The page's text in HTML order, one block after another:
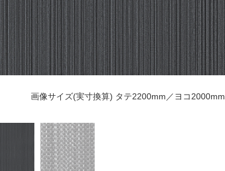
画像サイズ(実寸換算) タテ2200mm／ヨコ2000mm